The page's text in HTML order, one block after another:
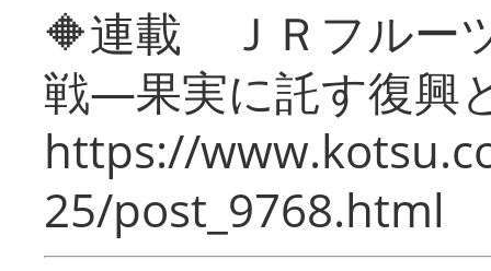
🔶連載 ＪＲフルー
戦―果実に託す復興
https://
25/post_9768.html